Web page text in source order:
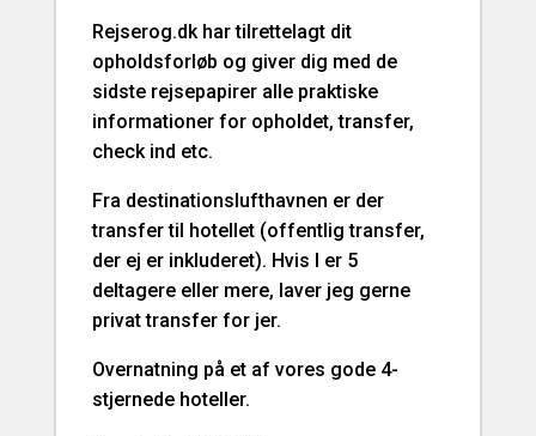
Rejserog.dk har tilrettelagt dit
opholdsforløb og giver dig med de
sidste rejsepapirer alle praktiske
informationer for opholdet, transfer,
check ind etc.
Fra destinationslufthavnen er der
transfer til hotellet (offentlig transfer,
der ej er inkluderet). Hvis I er 5
deltagere eller mere, laver jeg gerne
privat transfer for jer.
Overnatning på et af vores gode 4-
stjernede hoteller.